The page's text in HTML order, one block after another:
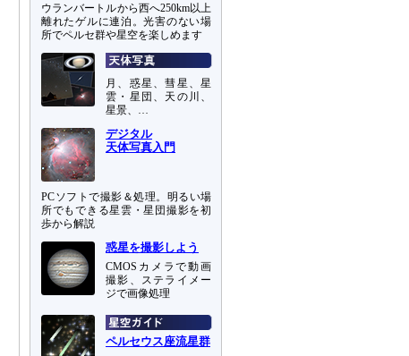
ウランバートルから西へ250km以上
離れたゲルに連泊。光害のない場
所でペルセ群や星空を楽しめます
月、惑星、彗星、星
雲・星団、天の川、
星景、…
デジタル
天体写真入門
PCソフトで撮影＆処理。明るい場
所でもできる星雲・星団撮影を初
歩から解説
惑星を撮影しよう
CMOSカメラで動画
撮影、ステライメー
ジで画像処理
ペルセウス座流星群